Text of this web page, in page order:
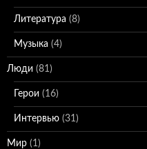
Литература (8)
Музыка (4)
Люди (81)
Герои (16)
Интервью (31)
Мир (1)